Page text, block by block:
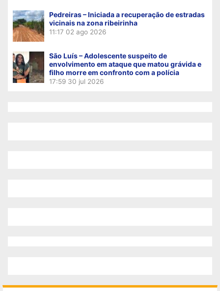
Pedreiras – Iniciada a recuperação de estradas
vicinais na zona ribeirinha
11:17 02 ago 2026
São Luís – Adolescente suspeito de
envolvimento em ataque que matou grávida e
filho morre em confronto com a polícia
17:59 30 jul 2026